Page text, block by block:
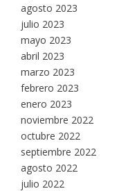
agosto 2023
julio 2023
mayo 2023
abril 2023
marzo 2023
febrero 2023
enero 2023
noviembre 2022
octubre 2022
septiembre 2022
agosto 2022
julio 2022